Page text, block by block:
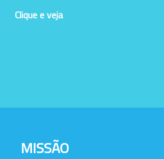
Clique e veja
MISSÃO